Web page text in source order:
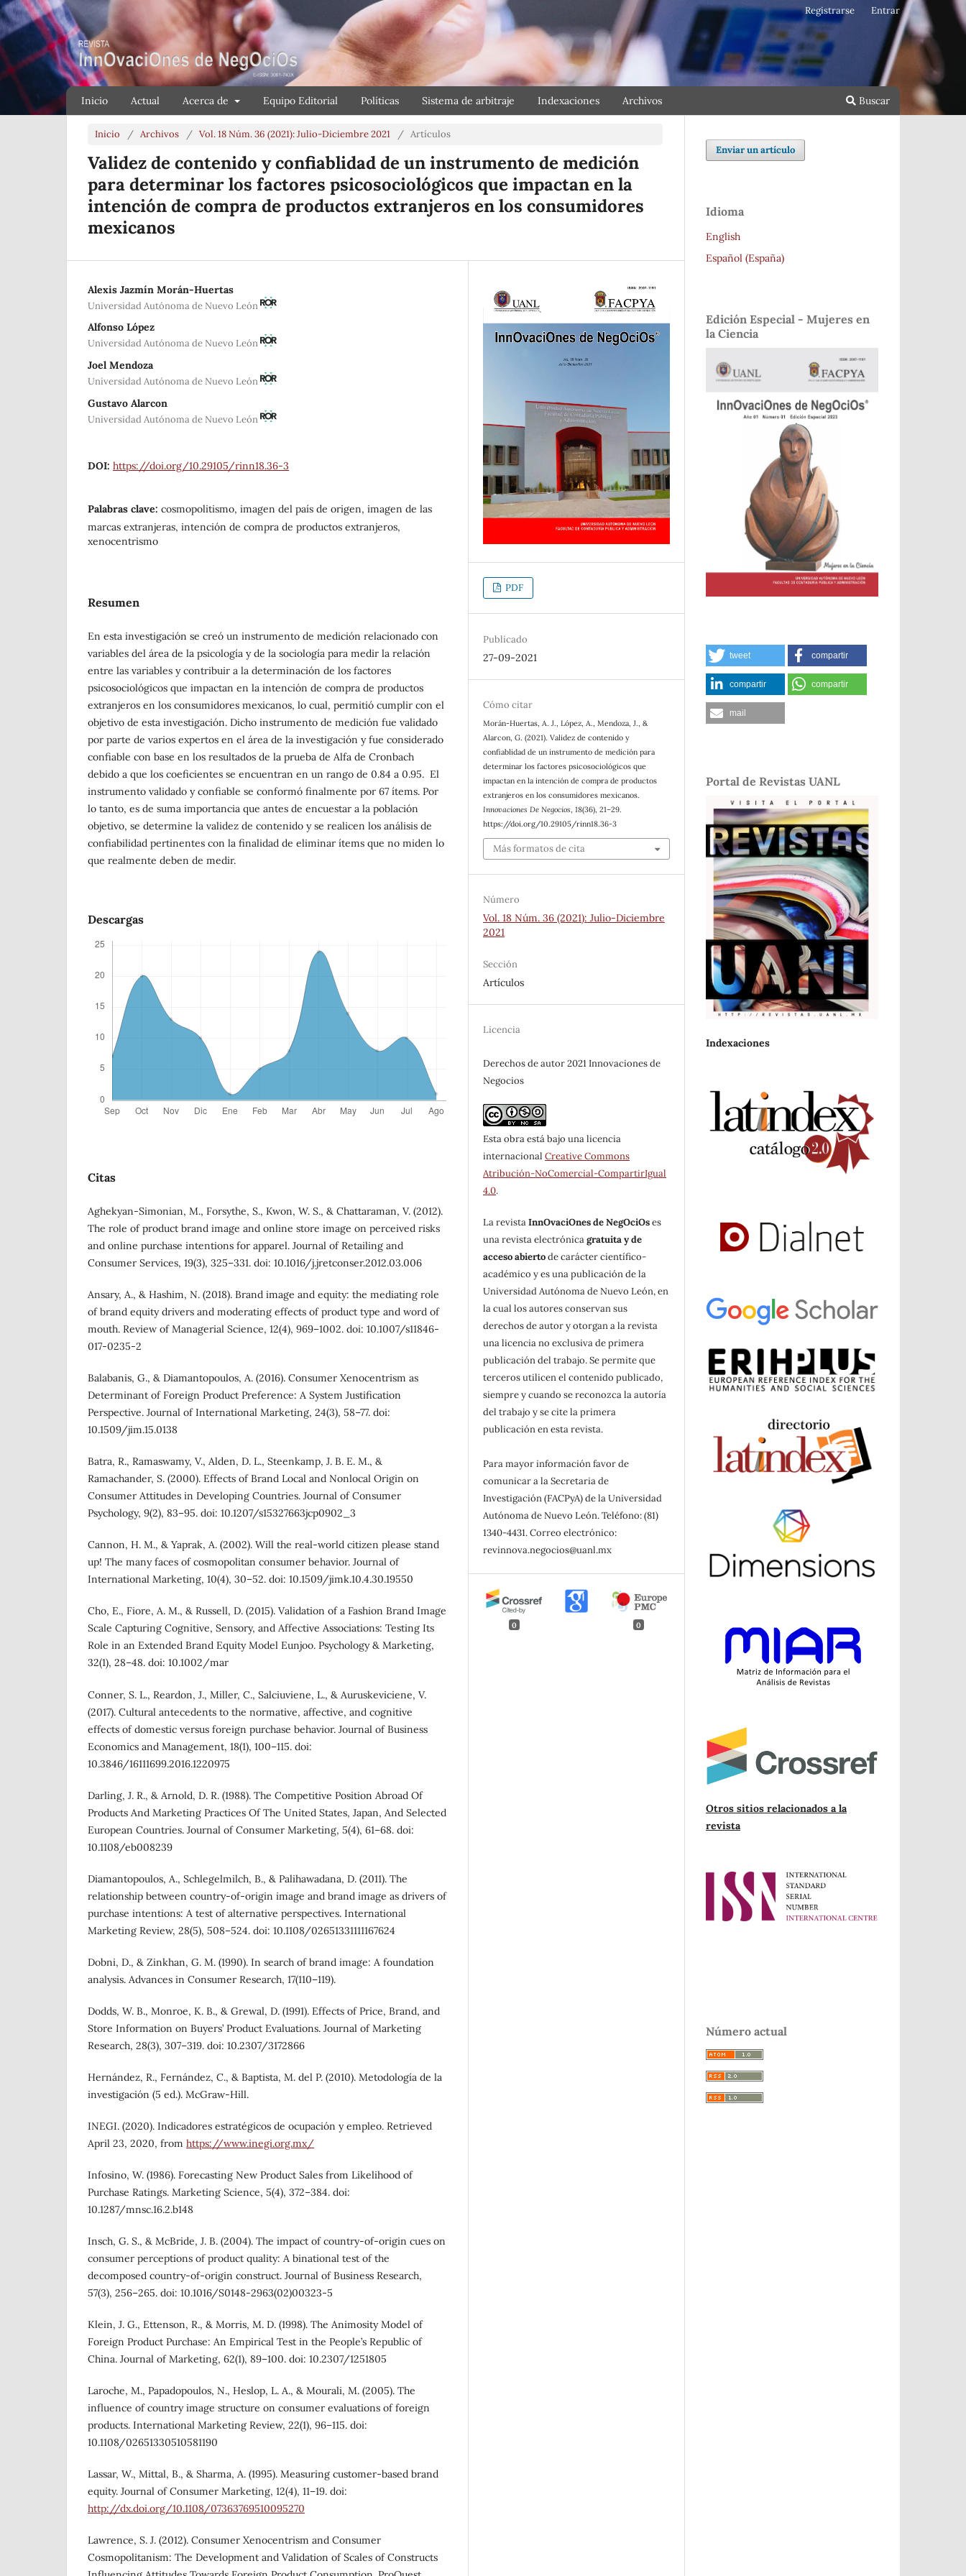
Inicio Actual Acerca de Equipo Editorial Políticas Sistema de arbitraje Indexaciones Archivos Buscar
Registrarse Entrar
Inicio / Archivos / Vol. 18 Núm. 36 (2021): Julio-Diciembre 2021 / Artículos
Validez de contenido y confiablidad de un instrumento de medición
para determinar los factores psicosociológicos que impactan en la
intención de compra de productos extranjeros en los consumidores
mexicanos
Alexis Jazmín Morán-Huertas
Universidad Autónoma de Nuevo León
Alfonso López
Universidad Autónoma de Nuevo León
Joel Mendoza
Universidad Autónoma de Nuevo León
Gustavo Alarcon
Universidad Autónoma de Nuevo León
DOI: https://doi.org/10.29105/rinn18.36-3
Palabras clave: cosmopolitismo, imagen del país de origen, imagen de las
marcas extranjeras, intención de compra de productos extranjeros,
xenocentrismo
Resumen
En esta investigación se creó un instrumento de medición relacionado con
variables del área de la psicología y de la sociología para medir la relación
entre las variables y contribuir a la determinación de los factores
psicosociológicos que impactan en la intención de compra de productos
extranjeros en los consumidores mexicanos, lo cual, permitió cumplir con el
objetivo de esta investigación. Dicho instrumento de medición fue validado
por parte de varios expertos en el área de la investigación y fue considerado
confiable con base en los resultados de la prueba de Alfa de Cronbach
debido a que los coeficientes se encuentran en un rango de 0.84 a 0.95. El
instrumento validado y confiable se conformó finalmente por 67 ítems. Por
lo tanto, es de suma importancia que antes de encuestar a la población
objetivo, se determine la validez de contenido y se realicen los análisis de
confiabilidad pertinentes con la finalidad de eliminar ítems que no miden lo
que realmente deben de medir.
Descargas
Citas
Aghekyan-Simonian, M., Forsythe, S., Kwon, W. S., & Chattaraman, V. (2012).
The role of product brand image and online store image on perceived risks
and online purchase intentions for apparel. Journal of Retailing and
Consumer Services, 19(3), 325–331. doi: 10.1016/j.jretconser.2012.03.006
Ansary, A., & Hashim, N. (2018). Brand image and equity: the mediating role
of brand equity drivers and moderating effects of product type and word of
mouth. Review of Managerial Science, 12(4), 969–1002. doi: 10.1007/s11846-
017-0235-2
Balabanis, G., & Diamantopoulos, A. (2016). Consumer Xenocentrism as
Determinant of Foreign Product Preference: A System Justification
Perspective. Journal of International Marketing, 24(3), 58–77. doi:
10.1509/jim.15.0138
Batra, R., Ramaswamy, V., Alden, D. L., Steenkamp, J. B. E. M., &
Ramachander, S. (2000). Effects of Brand Local and Nonlocal Origin on
Consumer Attitudes in Developing Countries. Journal of Consumer
Psychology, 9(2), 83–95. doi: 10.1207/s15327663jcp0902_3
Cannon, H. M., & Yaprak, A. (2002). Will the real-world citizen please stand
up! The many faces of cosmopolitan consumer behavior. Journal of
International Marketing, 10(4), 30–52. doi: 10.1509/jimk.10.4.30.19550
Cho, E., Fiore, A. M., & Russell, D. (2015). Validation of a Fashion Brand Image
Scale Capturing Cognitive, Sensory, and Affective Associations: Testing Its
Role in an Extended Brand Equity Model Eunjoo. Psychology & Marketing,
32(1), 28–48. doi: 10.1002/mar
Conner, S. L., Reardon, J., Miller, C., Salciuviene, L., & Auruskeviciene, V.
(2017). Cultural antecedents to the normative, affective, and cognitive
effects of domestic versus foreign purchase behavior. Journal of Business
Economics and Management, 18(1), 100–115. doi:
10.3846/16111699.2016.1220975
Darling, J. R., & Arnold, D. R. (1988). The Competitive Position Abroad Of
Products And Marketing Practices Of The United States, Japan, And Selected
European Countries. Journal of Consumer Marketing, 5(4), 61–68. doi:
10.1108/eb008239
Diamantopoulos, A., Schlegelmilch, B., & Palihawadana, D. (2011). The
relationship between country-of-origin image and brand image as drivers of
purchase intentions: A test of alternative perspectives. International
Marketing Review, 28(5), 508–524. doi: 10.1108/02651331111167624
Dobni, D., & Zinkhan, G. M. (1990). In search of brand image: A foundation
analysis. Advances in Consumer Research, 17(110–119).
Dodds, W. B., Monroe, K. B., & Grewal, D. (1991). Effects of Price, Brand, and
Store Information on Buyers’ Product Evaluations. Journal of Marketing
Research, 28(3), 307–319. doi: 10.2307/3172866
Hernández, R., Fernández, C., & Baptista, M. del P. (2010). Metodología de la
investigación (5 ed.). McGraw-Hill.
INEGI. (2020). Indicadores estratégicos de ocupación y empleo. Retrieved
April 23, 2020, from https://www.inegi.org.mx/
Infosino, W. (1986). Forecasting New Product Sales from Likelihood of
Purchase Ratings. Marketing Science, 5(4), 372–384. doi:
10.1287/mnsc.16.2.b148
Insch, G. S., & McBride, J. B. (2004). The impact of country-of-origin cues on
consumer perceptions of product quality: A binational test of the
decomposed country-of-origin construct. Journal of Business Research,
57(3), 256–265. doi: 10.1016/S0148-2963(02)00323-5
Klein, J. G., Ettenson, R., & Morris, M. D. (1998). The Animosity Model of
Foreign Product Purchase: An Empirical Test in the People’s Republic of
China. Journal of Marketing, 62(1), 89–100. doi: 10.2307/1251805
Laroche, M., Papadopoulos, N., Heslop, L. A., & Mourali, M. (2005). The
influence of country image structure on consumer evaluations of foreign
products. International Marketing Review, 22(1), 96–115. doi:
10.1108/02651330510581190
Lassar, W., Mittal, B., & Sharma, A. (1995). Measuring customer-based brand
equity. Journal of Consumer Marketing, 12(4), 11–19. doi:
http://dx.doi.org/10.1108/07363769510095270
Lawrence, S. J. (2012). Consumer Xenocentrism and Consumer
Cosmopolitanism: The Development and Validation of Scales of Constructs
PDF
Publicado
27-09-2021
Cómo citar
Morán-Huertas, A. J., López, A., Mendoza, J., &
Alarcon, G. (2021). Validez de contenido y
confiablidad de un instrumento de medición para
determinar los factores psicosociológicos que
impactan en la intención de compra de productos
extranjeros en los consumidores mexicanos.
Innovaciones De Negocios ,18(36), 21–29.
https://doi.org/10.29105/rinn18.36-3
Más formatos de cita
Número
Vol. 18 Núm. 36 (2021): Julio-Diciembre
2021
Sección
Artículos
Licencia
Derechos de autor 2021 Innovaciones de
Negocios
Esta obra está bajo una licencia
internacionalCreative Commons
Atribución-NoComercial-CompartirIgual
4.0.
La revistaInnOvaciOnes de NegOciOses
una revista electrónicagratuita y de
acceso abiertode carácter científico-
académico y es una publicación de la
Universidad Autónoma de Nuevo León, en
la cual los autores conservan sus
derechos de autor y otorgan a la revista
una licencia no exclusiva de primera
publicación del trabajo. Se permite que
terceros utilicen el contenido publicado,
siempre y cuando se reconozca la autoría
del trabajo y se cite la primera
publicación en esta revista.
Para mayor información favor de
comunicar a la Secretaria de
Investigación (FACPyA) de la Universidad
Autónoma de Nuevo León. Teléfono: (81)
1340-4431. Correo electrónico:
revinnova.negocios@uanl.mx
0 0
Enviar un artículo
Idioma
English
Español (España)
Edición Especial - Mujeres en
la Ciencia
tweet compartir
compartir compartir
mail
Portal de Revistas UANL
Indexaciones
Otros sitios relacionados a la
revista
Número actual